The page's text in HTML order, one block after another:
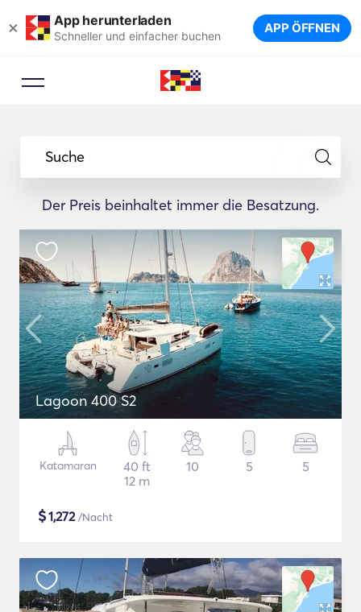
× App herunterladen
Schneller und einfacher buchen APP ÖFFNEN
Suche
Der Preis beinhaltet immer die Besatzung.
Lagoon 400 S2
Katamaran
40 ft
12 m
10 5 5
$1,272/Nacht